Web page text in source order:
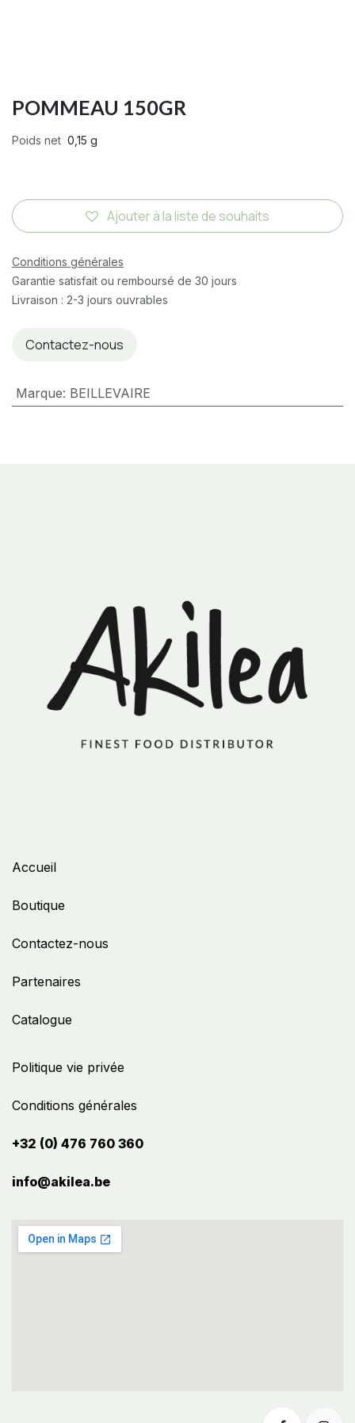
POMMEAU 150GR
Poids net 0,15 g
Ajouter à la liste de souhaits
Conditions générales
Garantie satisfait ou remboursé de 30 jours
Livraison : 2-3 jours ouvrables
Contactez-nous
Marque: BEILLEVAIRE
Politique vie privée
Conditions générales
+32 (0) 476 760 360
info@akilea.be​
Accueil
Boutique
Contactez-nous
Partenaires
Catalogue